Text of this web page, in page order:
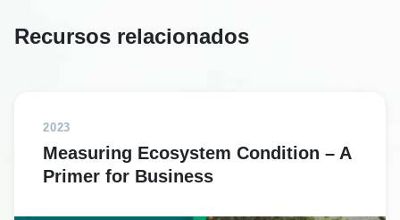
Recursos relacionados
2023
Measuring Ecosystem Condition – A
Primer for Business